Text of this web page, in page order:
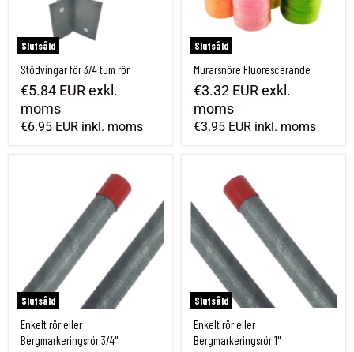
Slutsåld
Stödvingar för 3/4 tum rör
€5.84 EURexkl.
moms
€6.95 EUR inkl. moms
Slutsåld
Murarsnöre Fluorescerande
€3.32 EURexkl.
moms
€3.95 EUR inkl. moms
Slutsåld
Enkelt rör eller
Bergmarkeringsrör 3/4"
Slutsåld
Enkelt rör eller
Bergmarkeringsrör 1"